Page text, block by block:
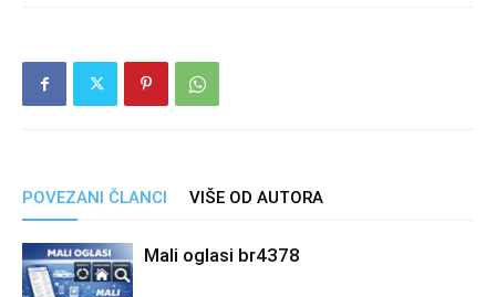
POVEZANI ČLANCI VIŠE OD AUTORA
Mali oglasi br4378